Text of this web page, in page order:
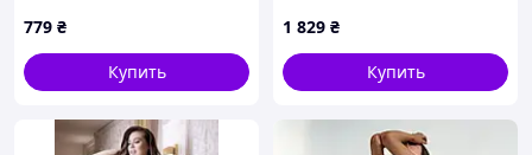
T111T5618
779 ₴
Купить
1 829 ₴
Купить